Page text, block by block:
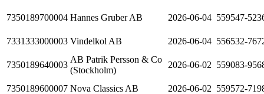
7350189700004 Hannes Gruber AB 2026-06-04 559547-
7331333000003 Vindelkol AB 2026-06-04 556532-
7350189640003
AB Patrik Persson & Co
(Stockholm)
2026-06-02 559083-
7350189600007 Nova Classics AB 2026-06-02 559572-